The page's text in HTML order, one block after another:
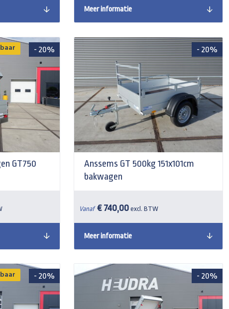
Meer informatie
- 20%
GT750
- 20%
Anssems GT 500kg 151x101cm
bakwagen
Vanaf € 740,00 excl. BTW
Meer informatie
- 20% - 20%